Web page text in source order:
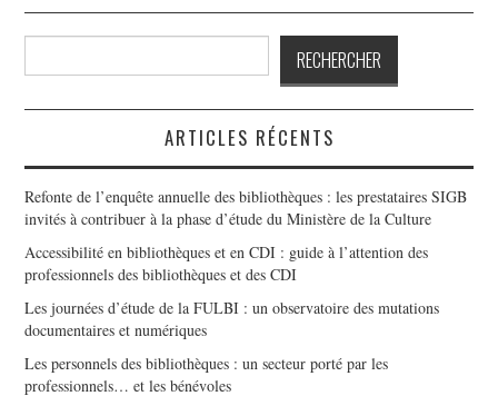
RECHERCHER
ARTICLES RÉCENTS
Refonte de l’enquête annuelle des bibliothèques : les prestataires SIGB
invités à contribuer à la phase d’étude du Ministère de la Culture
Accessibilité en bibliothèques et en CDI : guide à l’attention des
professionnels des bibliothèques et des CDI
Les journées d’étude de la FULBI : un observatoire des mutations
documentaires et numériques
Les personnels des bibliothèques : un secteur porté par les
professionnels… et les bénévoles